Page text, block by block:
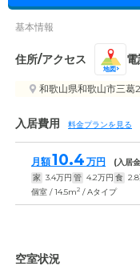
基本情報
住所/アクセス
地図
和歌山県和歌山市三葛
入居費用 料金プランを見る
月額10.4 万円 (入居金
家 3.4万円 管 4.2万円 食 2.8
個室 / 14.5m2 / Aタイプ
空室状況